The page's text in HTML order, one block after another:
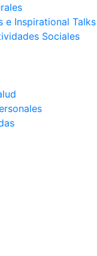
e Inspirational Talks
Sociales